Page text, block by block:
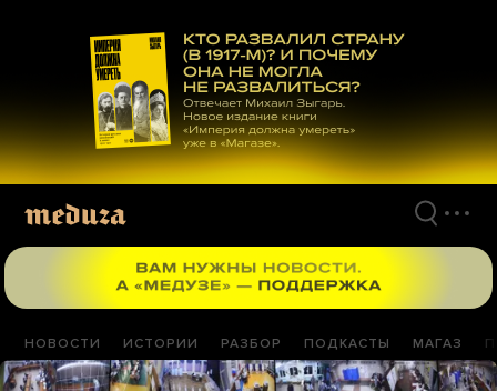
материалам
НОВОСТИ ИСТОРИИ РАЗБОР ПОДКАСТЫ МАГАЗ